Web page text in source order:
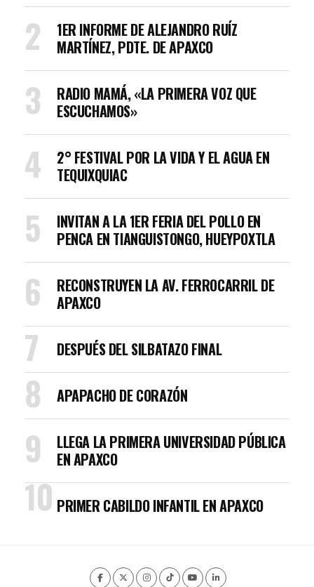
1ER INFORME DE ALEJANDRO RUÍZ
MARTÍNEZ, PDTE. DE APAXCO
RADIO MAMÁ, «LA PRIMERA VOZ QUE
ESCUCHAMOS»
2° FESTIVAL POR LA VIDA Y EL AGUA EN
TEQUIXQUIAC
INVITAN A LA 1ER FERIA DEL POLLO EN
PENCA EN TIANGUISTONGO, HUEYPOXTLA
RECONSTRUYEN LA AV. FERROCARRIL DE
APAXCO
DESPUÉS DEL SILBATAZO FINAL
APAPACHO DE CORAZÓN
LLEGA LA PRIMERA UNIVERSIDAD PÚBLICA
EN APAXCO
PRIMER CABILDO INFANTIL EN APAXCO